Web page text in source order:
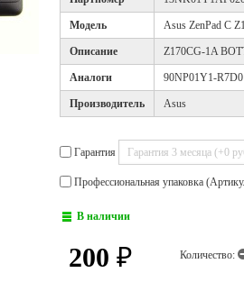
Модель Asus ZenPad C
Описание Z170CG-1A
Аналоги 90NP01Y1-
Производитель Asus
Гарантия
Профессиональная упаковка
В наличии
200 ₽ Количество: